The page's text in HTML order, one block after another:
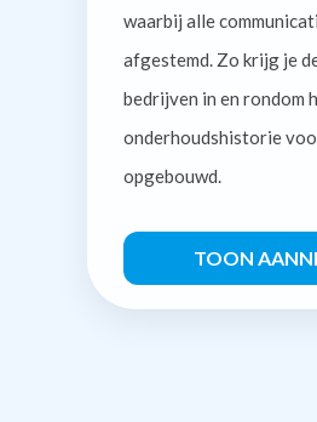
waarbij alle
afgestemd. Zo krijg je
bedrijven in en rondom
onderhoudshistorie
opgebouwd.
TOON